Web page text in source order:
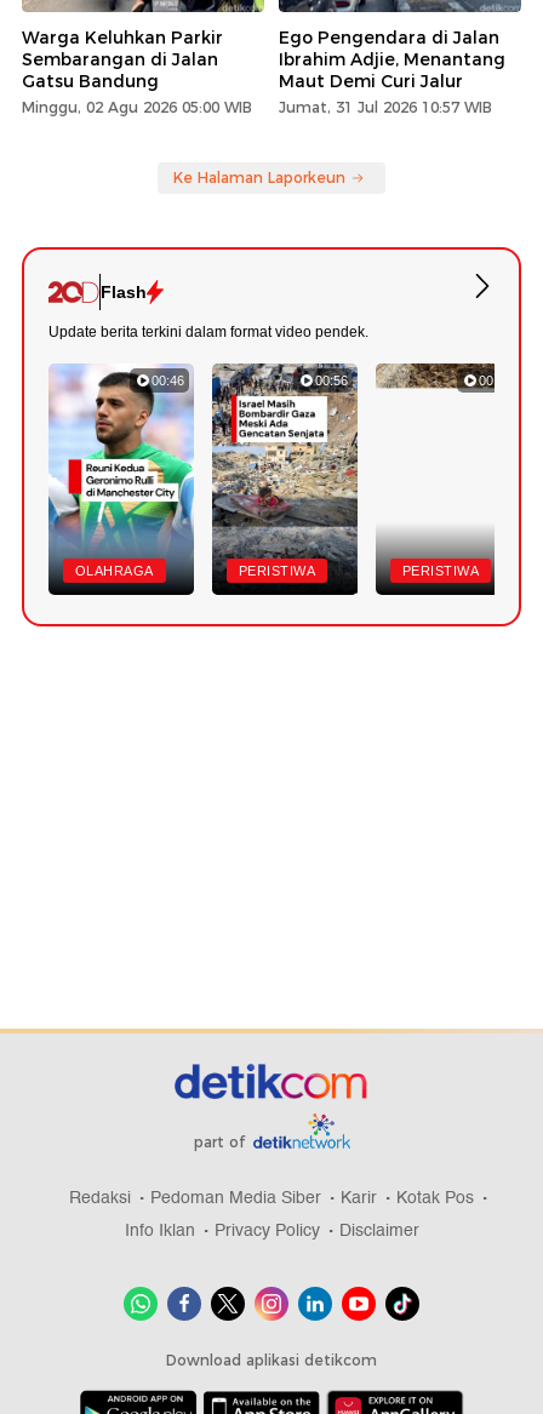
Warga Keluhkan Parkir
Sembarangan di Jalan
Gatsu Bandung
Minggu, 02 Agu 2026 05:00 WIB
Ego Pengendara di Jalan
Ibrahim Adjie, Menantang
Maut Demi Curi Jalur
Jumat, 31 Jul 2026 10:57 WIB
Ke Halaman Laporkeun
Flash
Update berita terkini dalam format video pendek.
00:46
OLAHRAGA
00:56
PERISTIWA
00:49
PERISTIWA
part of
Redaksi Pedoman Media Siber Karir
Kotak Pos
Info Iklan
Privacy Policy Disclaimer
Download aplikasi detikcom